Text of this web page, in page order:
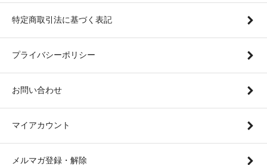
特定商取引法に基づく表記
プライバシーポリシー
お問い合わせ
マイアカウント
メルマガ登録・解除